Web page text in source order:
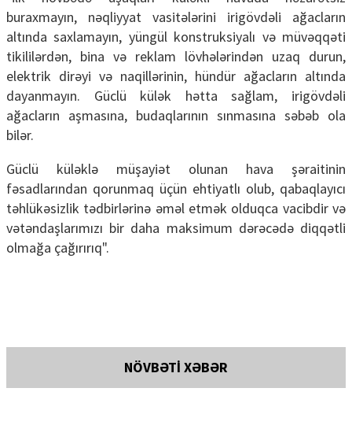
buraxmayın, nəqliyyat vasitələrini irigövdəli ağacların
altında saxlamayın, yüngül konstruksiyalı və müvəqqəti
tikililərdən, bina və reklam lövhələrindən uzaq durun,
elektrik dirəyi və naqillərinin, hündür ağacların altında
dayanmayın. Güclü külək hətta sağlam, irigövdəli
ağacların aşmasına, budaqlarının sınmasına səbəb ola
bilər.
Güclü küləklə müşayiət olunan hava şəraitinin
fəsadlarından qorunmaq üçün ehtiyatlı olub, qabaqlayıcı
təhlükəsizlik tədbirlərinə əməl etmək olduqca vacibdir və
vətəndaşlarımızı bir daha maksimum dərəcədə diqqətli
olmağa çağırırıq".
NÖVBƏTİ XƏBƏR